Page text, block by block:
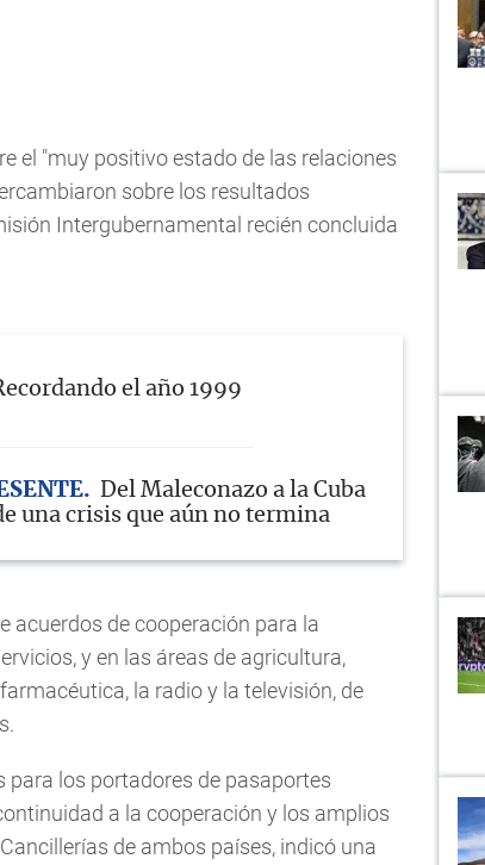
el "muy positivo estado de las relaciones
sobre los resultados
Intergubernamental recién concluida
el año 1999
Del Maleconazo a la Cuba
una crisis que aún no termina
acuerdos de cooperación para la
y en las áreas de agricultura,
la radio y la televisión, de
para los portadores de pasaportes
a la cooperación y los amplios
de ambos países, indicó una